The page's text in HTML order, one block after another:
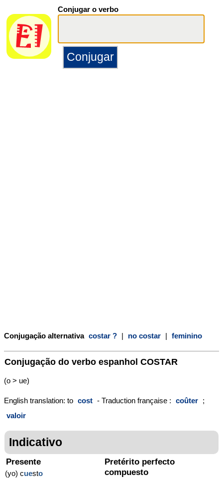
Conjugar o verbo
Conjugação alternativa costar ? | no costar | feminino
Conjugação do verbo espanhol COSTAR
(o > ue)
English translation: to cost - Traduction française : coûter ;
valoir
Indicativo
Presente
(yo) cuesto
Pretérito perfecto
compuesto